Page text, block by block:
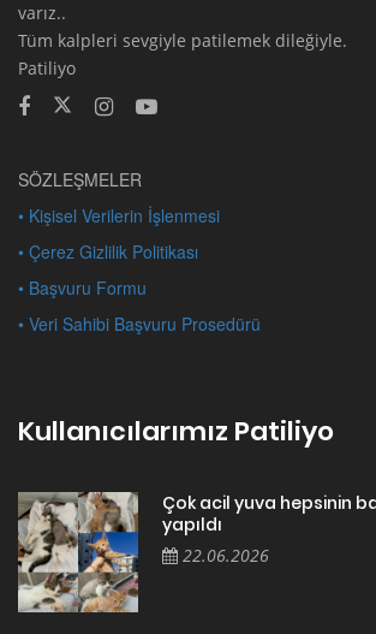
varız..
Tüm kalpleri sevgiyle patilemek dileğiyle.
Patiliyo
SÖZLEŞMELER
• Kişisel Verilerin İşlenmesi
• Çerez Gizlilik Politikası
• Başvuru Formu
• Veri Sahibi Başvuru Prosedürü
Kullanıcılarımız Patiliyo
Çok acil yuva hepsinin
yapıldı
22.06.2026